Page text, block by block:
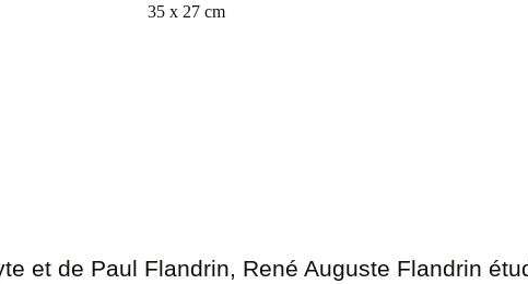
35 x 27 cm
et de Paul Flandrin, René Auguste Flandrin